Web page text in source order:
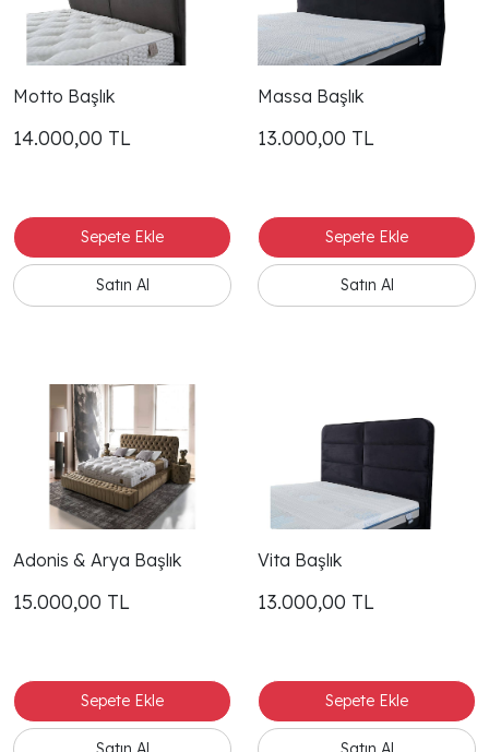
Motto Başlık
14.000,00 TL
Massa Başlık
13.000,00 TL
Adonis & Arya Başlık
15.000,00 TL
Vita Başlık
13.000,00 TL